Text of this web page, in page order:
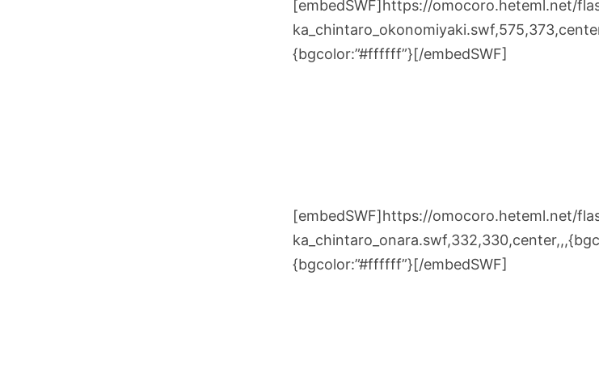
[embedSWF]https://omocoro.heteml.net/
{bgcolor:”#ffffff”}[/embedSWF]
[embedSWF]https://omocoro.heteml.net/
{bgcolor:”#ffffff”}[/embedSWF]